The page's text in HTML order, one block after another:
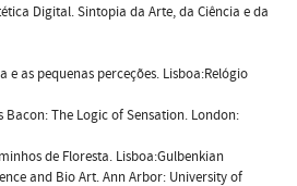
Digital. Sintopia da Arte, da Ciência e da
e as pequenas perceções. Lisboa:Relógio
Bacon: The Logic of Sensation. London:
de Floresta. Lisboa:Gulbenkian
and Bio Art. Ann Arbor: University of